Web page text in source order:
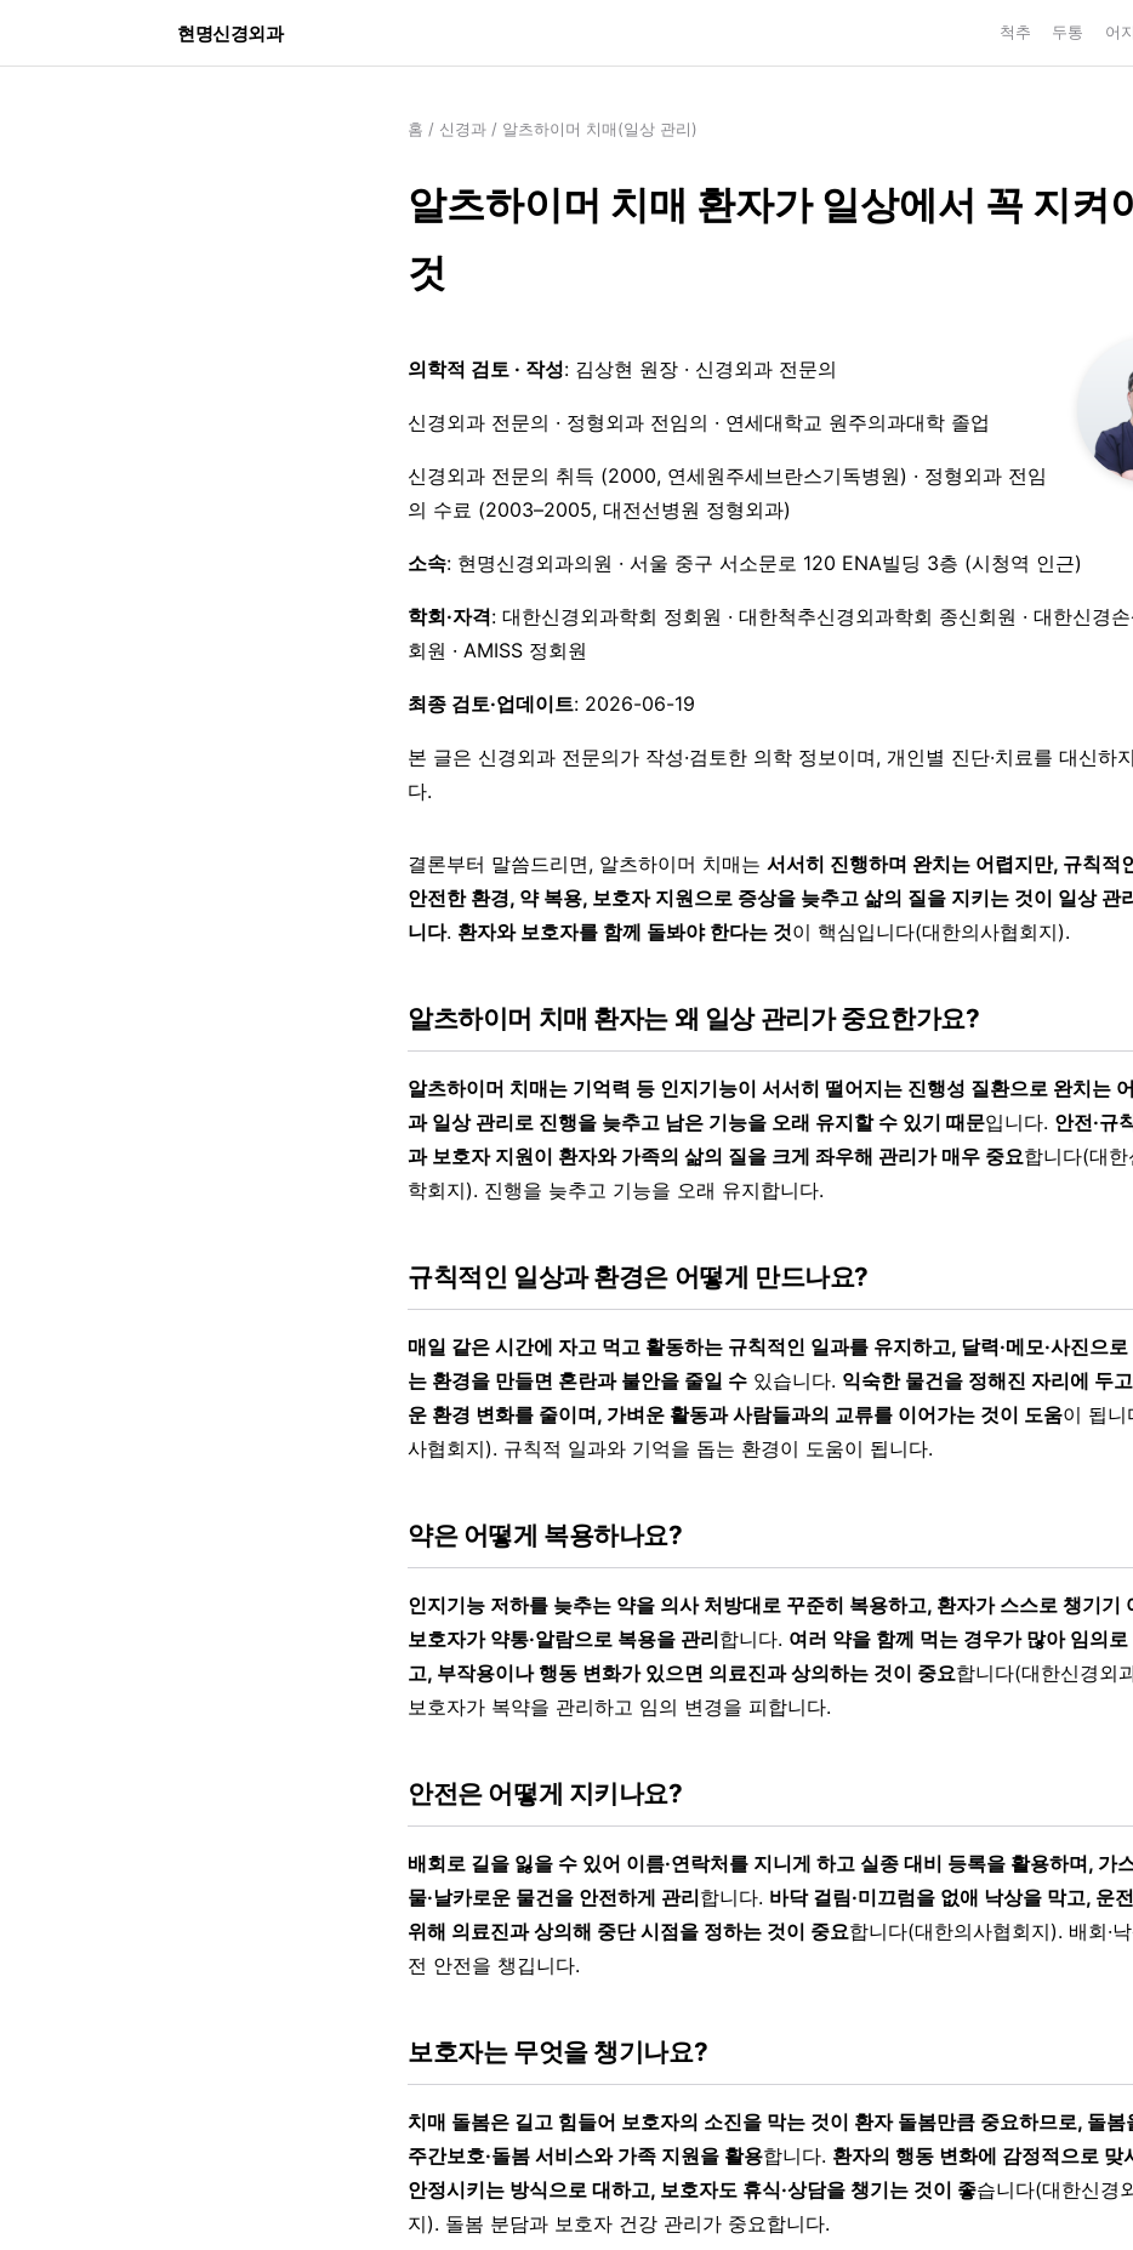
현명신경외과 척추 두통 어
홈 / 신경과 / 알츠하이머 치매(일상 관리)
알츠하이머 치매 환자가 일상에서 꼭 지켜
것
의학적 검토 · 작성: 김상현 원장 · 신경외과 전문의
신경외과 전문의 · 정형외과 전임의 · 연세대학교 원주의과대학 졸업
신경외과 전문의 취득 (2000, 연세원주세브란스기독병원) · 정형외과 전임
의 수료 (2003–2005, 대전선병원 정형외과)
소속: 현명신경외과의원 · 서울 중구 서소문로 120 ENA빌딩 3층 (시청역 인근)
학회·자격: 대한신경외과학회 정회원 · 대한척추신경외과학회 종신회원 · 대한신경
회원 · AMISS 정회원
최종 검토·업데이트: 2026-06-19
본 글은 신경외과 전문의가 작성·검토한 의학 정보이며, 개인별 진단·치료를 대신하
다.
결론부터 말씀드리면, 알츠하이머 치매는 서서히 진행하며 완치는 어렵지만, 규칙적
안전한 환경, 약 복용, 보호자 지원으로 증상을 늦추고 삶의 질을 지키는 것이 일상 관
니다. 환자와 보호자를 함께 돌봐야 한다는 것이 핵심입니다(대한의사협회지).
알츠하이머 치매 환자는 왜 일상 관리가 중요한가요?
알츠하이머 치매는 기억력 등 인지기능이 서서히 떨어지는 진행성 질환으로 완치는
과 일상 관리로 진행을 늦추고 남은 기능을 오래 유지할 수 있기 때문입니다. 안전·규
과 보호자 지원이 환자와 가족의 삶의 질을 크게 좌우해 관리가 매우 중요합니다(대
학회지). 진행을 늦추고 기능을 오래 유지합니다.
규칙적인 일상과 환경은 어떻게 만드나요?
매일 같은 시간에 자고 먹고 활동하는 규칙적인 일과를 유지하고, 달력·메모·사진으
는 환경을 만들면 혼란과 불안을 줄일 수 있습니다. 익숙한 물건을 정해진 자리에 두
운 환경 변화를 줄이며, 가벼운 활동과 사람들과의 교류를 이어가는 것이 도움이 됩니
사협회지). 규칙적 일과와 기억을 돕는 환경이 도움이 됩니다.
약은 어떻게 복용하나요?
인지기능 저하를 늦추는 약을 의사 처방대로 꾸준히 복용하고, 환자가 스스로 챙기기
보호자가 약통·알람으로 복용을 관리합니다. 여러 약을 함께 먹는 경우가 많아 임의
고, 부작용이나 행동 변화가 있으면 의료진과 상의하는 것이 중요합니다(대한신경외
보호자가 복약을 관리하고 임의 변경을 피합니다.
안전은 어떻게 지키나요?
배회로 길을 잃을 수 있어 이름·연락처를 지니게 하고 실종 대비 등록을 활용하며, 가
물·날카로운 물건을 안전하게 관리합니다. 바닥 걸림·미끄럼을 없애 낙상을 막고, 운
위해 의료진과 상의해 중단 시점을 정하는 것이 중요합니다(대한의사협회지). 배회·낙
전 안전을 챙깁니다.
보호자는 무엇을 챙기나요?
치매 돌봄은 길고 힘들어 보호자의 소진을 막는 것이 환자 돌봄만큼 중요하므로, 돌봄
주간보호·돌봄 서비스와 가족 지원을 활용합니다. 환자의 행동 변화에 감정적으로 맞
안정시키는 방식으로 대하고, 보호자도 휴식·상담을 챙기는 것이 좋습니다(대한신경
지). 돌봄 분담과 보호자 건강 관리가 중요합니다.